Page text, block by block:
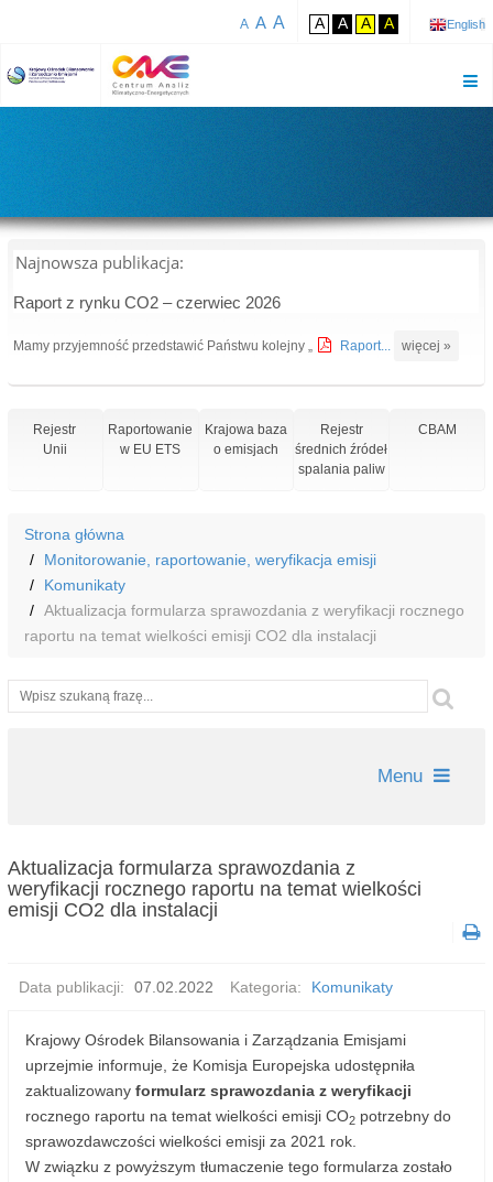
A A A A A A A English
Najnowsza publikacja:
Raport z rynku CO2 – czerwiec 2026
Mamy przyjemność przedstawić Państwu kolejny „ Raport... więcej »
Rejestr
Unii
Raportowanie
w EU ETS
Krajowa baza
o emisjach
Rejestr
średnich źródeł
spalania paliw
CBAM
Strona główna
Monitorowanie, raportowanie, weryfikacja emisji
Komunikaty
Aktualizacja formularza sprawozdania z weryfikacji rocznego
raportu na temat wielkości emisji CO2 dla instalacji
Wyszukiwarka
Menu
Aktualizacja formularza sprawozdania z
weryfikacji rocznego raportu na temat wielkości
emisji CO2 dla instalacji
Data publikacji: 07.02.2022 Kategoria: Komunikaty
Krajowy Ośrodek Bilansowania i Zarządzania Emisjami
uprzejmie informuje, że Komisja Europejska udostępniła
zaktualizowany formularz sprawozdania z weryfikacji
rocznego raportu na temat wielkości emisji CO2 potrzebny do
sprawozdawczości wielkości emisji za 2021 rok.
W związku z powyższym tłumaczenie tego formularza zostało